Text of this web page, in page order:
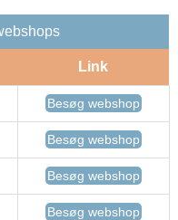
Link
Besøg webshop
Besøg webshop
Besøg webshop
Besøg webshop